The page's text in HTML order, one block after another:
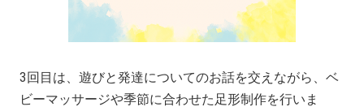
3回目は、遊びと発達についてのお話を交えながら、ベ
ビーマッサージや季節に合わせた足形制作を行いま